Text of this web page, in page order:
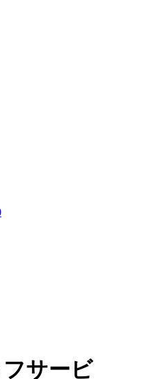
サービ